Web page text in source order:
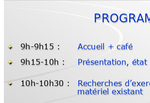
9h-9h15 : Accueil + café
9h15-10h :
Présentation, état
10h-10h30 : Recherches
matériel existant